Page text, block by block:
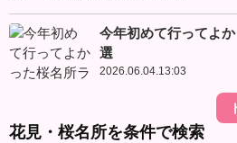
今年初めて行ってよ
選
2026.06.04.13:03
花見・桜名所を条件で検索